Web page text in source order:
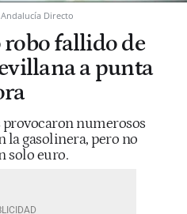
Andalucía Directo
robo fallido de
a punta
provocaron numerosos
la gasolinera, pero no
solo euro.